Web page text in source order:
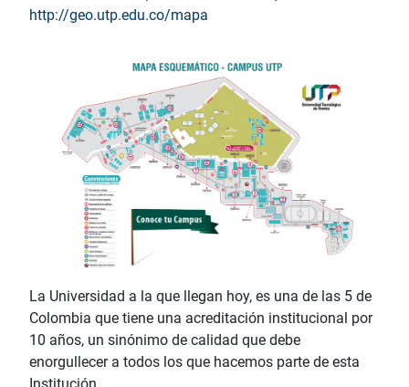
http://geo.utp.edu.co/mapa
La Universidad a la que llegan hoy, es una de las 5 de
Colombia que tiene una acreditación institucional por
10 años, un sinónimo de calidad que debe
enorgullecer a todos los que hacemos parte de esta
Institución.